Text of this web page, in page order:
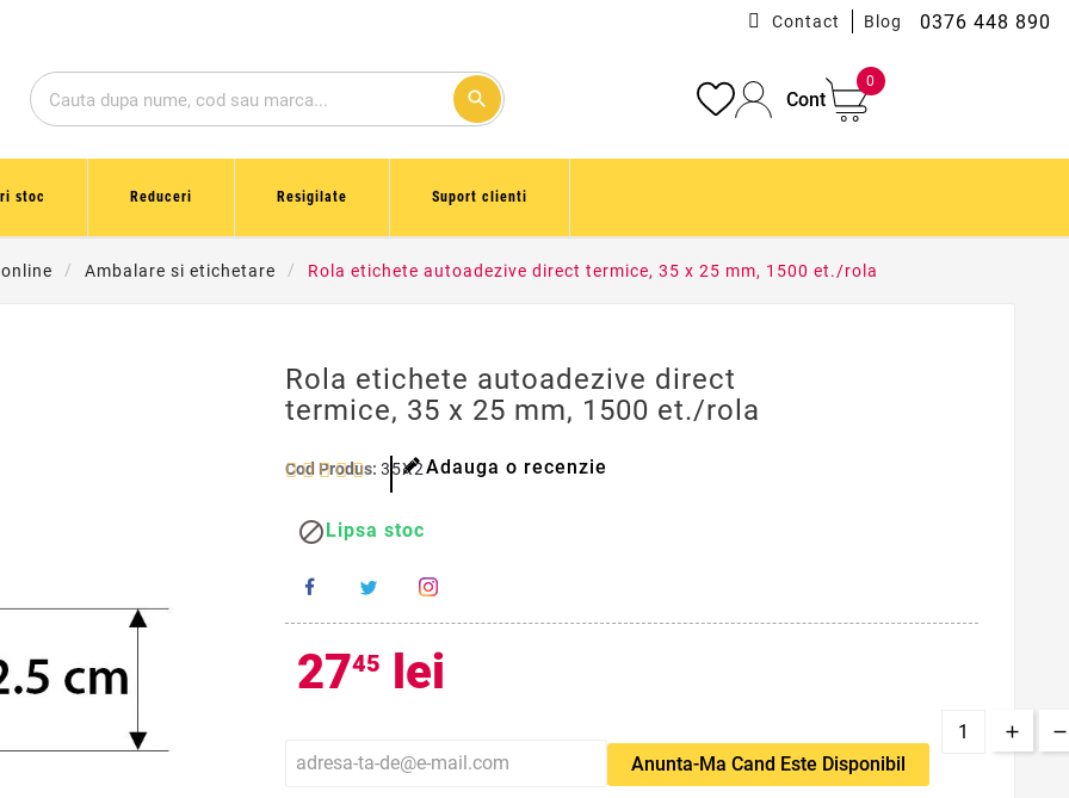
0376 448 890
Contact Blog
search Cont
0
stoc Reduceri Resigilate Suport clienti
Ambalare si etichetare Rola etichete autoadezive direct termice, 35 x 25 mm, 1500 et./rola
Rola etichete autoadezive direct
termice, 35 x 25 mm, 1500 et./rola
Cod Produs: 35X25TERM
Adauga o recenzie
 Lipsa stoc
2745 lei
Anunta-Ma Cand Este Disponibil